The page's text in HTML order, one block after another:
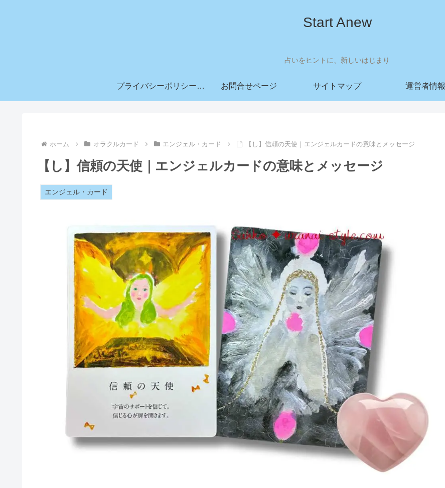
Start Anew
占いをヒントに、新しいはじまり
プライバシーポリシー & 免責事項 お問合せページ サイトマップ 運営者情報
ホーム オラクルカード エンジェル・カード 【し】信頼の天使｜エンジェルカードの意味とメッセージ
【し】信頼の天使｜エンジェルカードの意味とメッセージ
エンジェル・カード